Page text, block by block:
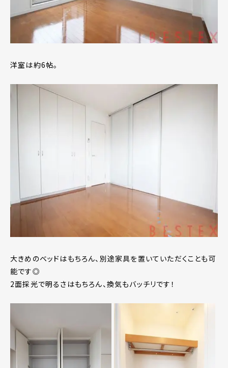
洋室は約6帖。
大きめのベッドはもちろん、別途家具を置いていただくことも可
能です◎
2面採光で明るさはもちろん、換気もバッチリです！